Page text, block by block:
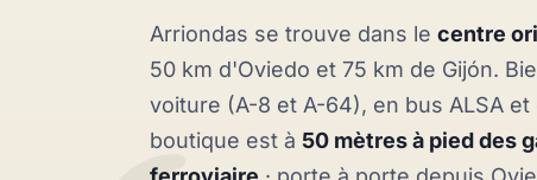
Arriondas se trouve dans le centre
50 km d'Oviedo et 75 km de Gijón.
voiture (A-8 et A-64), en bus ALSA
boutique est à 50 mètres à pied des